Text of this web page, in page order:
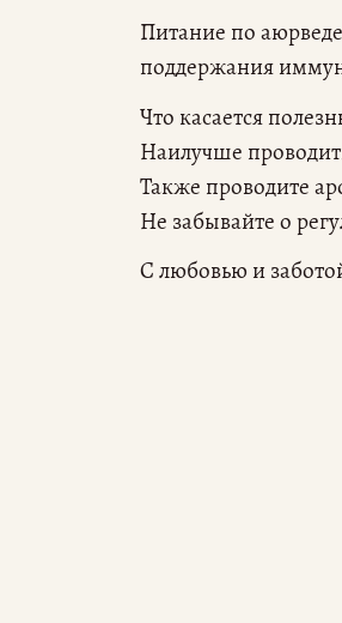
Питание по
поддержания
Что касается
Наилучше
Также проводите
Не забывайте о
C любовью и